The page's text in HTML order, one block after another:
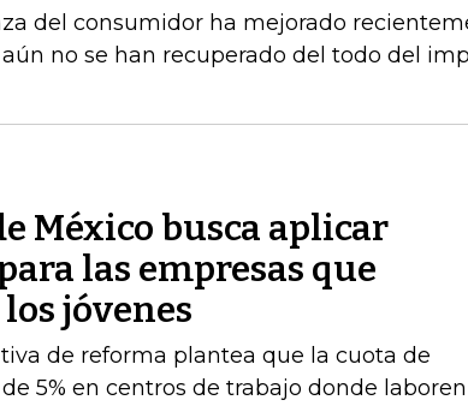
del consumidor ha mejorado
aún no se han recuperado del todo del
México busca aplicar
las empresas que
jóvenes
de reforma plantea que la cuota de
5% en centros de trabajo donde